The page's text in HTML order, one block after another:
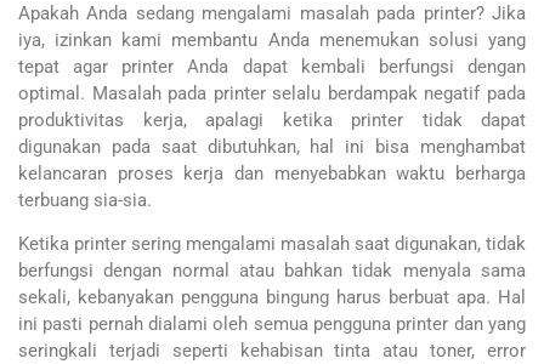
Apakah Anda sedang mengalami masalah pada printer? Jika
iya, izinkan kami membantu Anda menemukan solusi yang
tepat agar printer Anda dapat kembali berfungsi dengan
optimal. Masalah pada printer selalu berdampak negatif pada
produktivitas kerja, apalagi ketika printer tidak dapat
digunakan pada saat dibutuhkan, hal ini bisa menghambat
kelancaran proses kerja dan menyebabkan waktu berharga
terbuang sia-sia.
Ketika printer sering mengalami masalah saat digunakan, tidak
berfungsi dengan normal atau bahkan tidak menyala sama
sekali, kebanyakan pengguna bingung harus berbuat apa. Hal
ini pasti pernah dialami oleh semua pengguna printer dan yang
seringkali terjadi seperti kehabisan tinta atau toner, error